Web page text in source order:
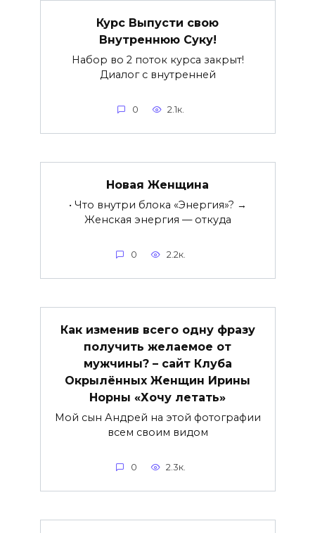
Курс Выпусти свою
Внутреннюю Суку!
Набор во 2 поток курса закрыт!
Диалог с внутренней
0 2.1к.
Новая Женщина
• Что внутри блока «Энергия»? →
Женская энергия — откуда
0 2.2к.
Как изменив всего одну фразу
получить желаемое от
мужчины? – сайт Клуба
Окрылённых Женщин Ирины
Норны «Хочу летать»
Мой сын Андрей на этой фотографии
всем своим видом
0 2.3к.